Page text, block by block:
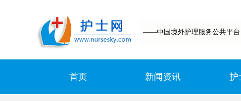
——中国境外护理服务公共平台
首页 新闻资讯 护